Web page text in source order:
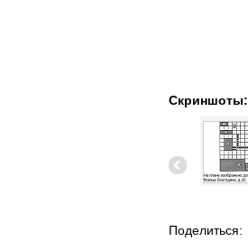
Скриншоты:
Поделиться: